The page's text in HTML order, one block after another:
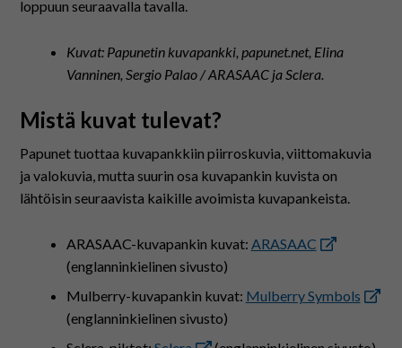
loppuun seuraavalla tavalla.
Kuvat: Papunetin kuvapankki, papunet.net, Elina
Vanninen, Sergio Palao / ARASAAC ja Sclera.
Mistä kuvat tulevat?
Papunet tuottaa kuvapankkiin piirroskuvia, viittomakuvia
ja valokuvia, mutta suurin osa kuvapankin kuvista on
lähtöisin seuraavista kaikille avoimista kuvapankeista.
ARASAAC-kuvapankin kuvat: ARASAAC
(englanninkielinen sivusto)
Mulberry-kuvapankin kuvat: Mulberry Symbols
(englanninkielinen sivusto)